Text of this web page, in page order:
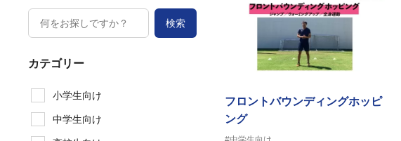
検索
カテゴリー
小学生向け
中学生向け
フロントバウンディングホッピ
ング